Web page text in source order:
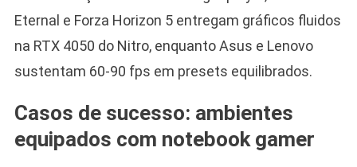
Eternal e Forza Horizon 5 entregam gráficos fluidos
na RTX 4050 do Nitro, enquanto Asus e Lenovo
sustentam 60-90 fps em presets equilibrados.
Casos de sucesso: ambientes
equipados com notebook gamer